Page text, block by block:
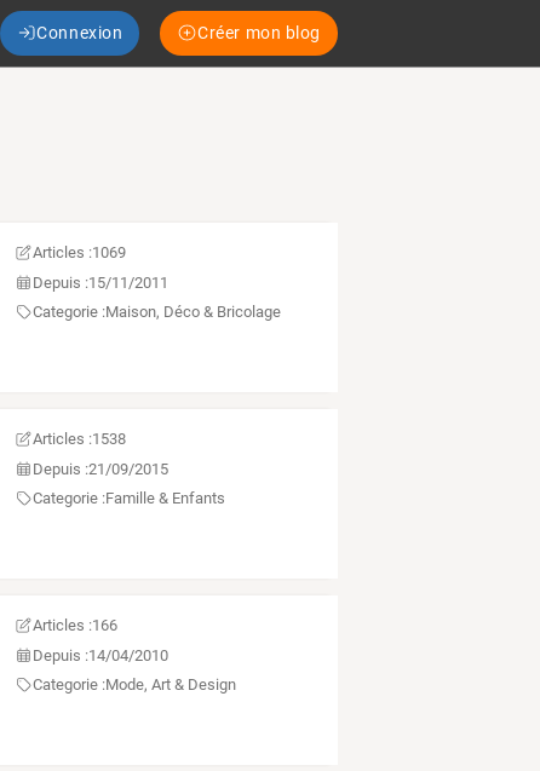
Connexion Créer mon blog
Articles :1069
Depuis :15/11/2011
Categorie :Maison, Déco & Bricolage
Articles :1538
Depuis :21/09/2015
Categorie :Famille & Enfants
Articles :166
Depuis :14/04/2010
Categorie :Mode, Art & Design